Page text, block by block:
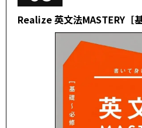
Realize 英文法MASTERY［